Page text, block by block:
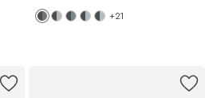
+21